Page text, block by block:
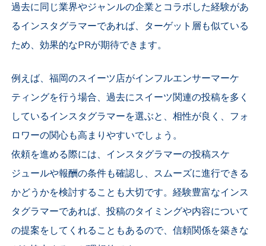
過去に同じ業界やジャンルの企業とコラボした経験があ
るインスタグラマーであれば、ターゲット層も似ている
ため、効果的なPRが期待できます。
例えば、福岡のスイーツ店がインフルエンサーマーケ
ティングを行う場合、過去にスイーツ関連の投稿を多く
しているインスタグラマーを選ぶと、相性が良く、フォ
ロワーの関心も高まりやすいでしょう。
依頼を進める際には、インスタグラマーの投稿スケ
ジュールや報酬の条件も確認し、スムーズに進行できる
かどうかを検討することも大切です。経験豊富なインス
タグラマーであれば、投稿のタイミングや内容について
の提案をしてくれることもあるので、信頼関係を築きな